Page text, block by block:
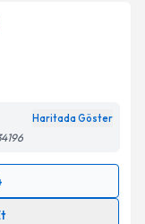
Haritada Göster